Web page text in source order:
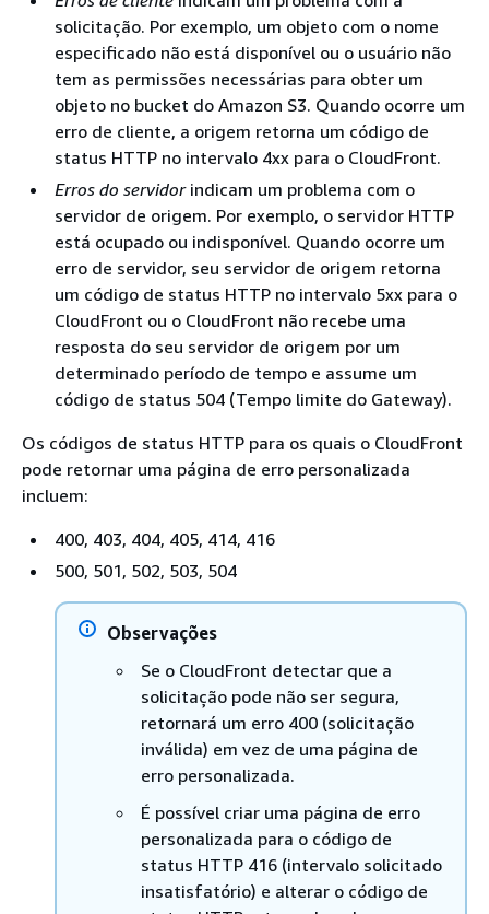
solicitação. Por exemplo, um objeto com o nome
especificado não está disponível ou o usuário não
tem as permissões necessárias para obter um
objeto no bucket do Amazon S3. Quando ocorre um
erro de cliente, a origem retorna um código de
status HTTP no intervalo 4xx para o CloudFront.
Erros do servidorindicam um problema com o
servidor de origem. Por exemplo, o servidor HTTP
está ocupado ou indisponível. Quando ocorre um
erro de servidor, seu servidor de origem retorna
um código de status HTTP no intervalo 5xx para o
CloudFront ou o CloudFront não recebe uma
resposta do seu servidor de origem por um
determinado período de tempo e assume um
código de status 504 (Tempo limite do Gateway).
Os códigos de status HTTP para os quais o CloudFront
pode retornar uma página de erro personalizada
incluem:
400, 403, 404, 405, 414, 416
500, 501, 502, 503, 504
Observações
Se o CloudFront detectar que a
solicitação pode não ser segura,
retornará um erro 400 (solicitação
inválida) em vez de uma página de
erro personalizada.
É possível criar uma página de erro
personalizada para o código de
status HTTP 416 (intervalo solicitado
insatisfatório) e alterar o código de